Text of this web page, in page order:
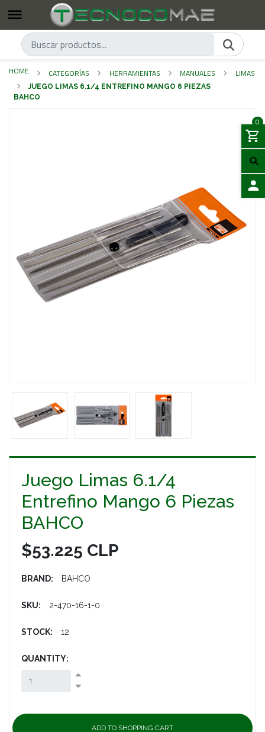
0
HOME CATEGORÍAS HERRAMIENTAS MANUALES LIMAS
JUEGO LIMAS 6.1/4 ENTREFINO MANGO 6 PIEZAS
BAHCO
Previous
Juego Limas 6.1/4
Entrefino Mango 6 Piezas
BAHCO
$53.225 CLP
BRAND: BAHCO
SKU: 2-470-16-1-0
STOCK: 12
QUANTITY: